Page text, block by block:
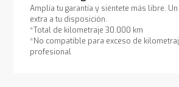
Amplía tu garantía y siéntete más libre.
extra a tu disposición.
*Total de kilometraje 30.000 km
*No compatible para exceso de
profesional